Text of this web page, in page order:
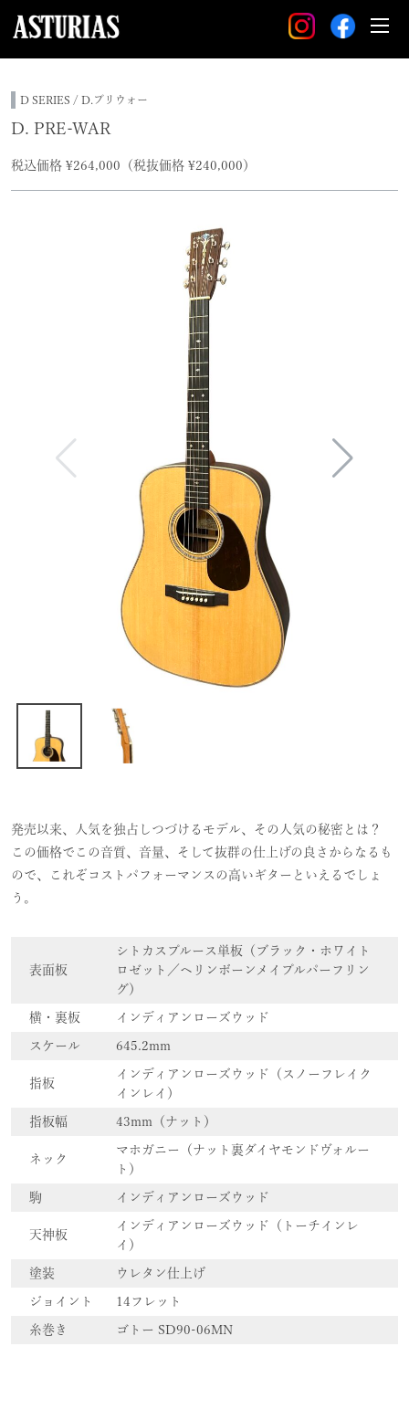
D SERIES / D.プリウォー
D. PRE-WAR
税込価格 ¥264,000（税抜価格 ¥240,000）
発売以来、人気を独占しつづけるモデル、その人気の秘密とは？
この価格でこの音質、音量、そして抜群の仕上げの良さからなるも
ので、これぞコストパフォーマンスの高いギターといえるでしょ
う。
表面板
シトカスプルース単板（ブラック・ホワイト
ロゼット／ヘリンボーンメイプルパーフリン
グ）
横・裏板 インディアンローズウッド
スケール 645.2mm
指板
インディアンローズウッド（スノーフレイク
インレイ）
指板幅 43mm（ナット）
ネック
マホガニー（ナット裏ダイヤモンドヴォルー
ト）
駒 インディアンローズウッド
天神板
インディアンローズウッド（トーチインレ
イ）
塗装 ウレタン仕上げ
ジョイント 14フレット
糸巻き ゴトー SD90-06MN